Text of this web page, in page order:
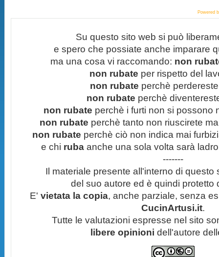
Powered
Su questo sito web si può
e spero che possiate anche imparare
ma una cosa vi raccomando: non
non rubate per rispetto del
non rubate perchè
non rubate perchè
non rubate perchè i furti non si possono
non rubate perchè tanto non riuscirete
non rubate perchè ciò non indica mai
e chi ruba anche una sola volta sarà
-------
Il materiale presente all'interno di questo
del suo autore ed è quindi protetto
E' vietata la copia, anche parziale, senza
CucinArtusi.it.
Tutte le valutazioni espresse nel sito
libere opinioni dell'autore